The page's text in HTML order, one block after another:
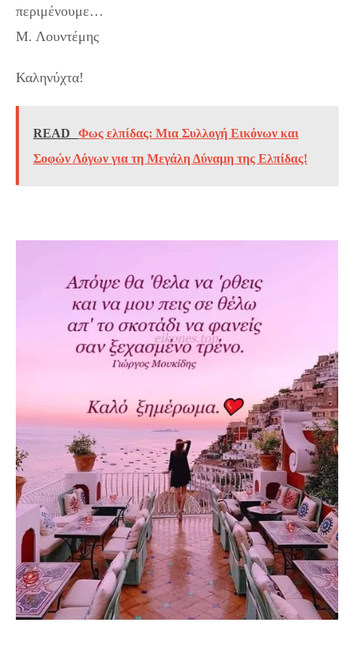
περιμένουμε…
Μ. Λουντέμης
Καληνύχτα!
READ
Φως ελπίδας: Μια Συλλογή Εικόνων και
Σοφών Λόγων για τη Μεγάλη Δύναμη της Ελπίδας!